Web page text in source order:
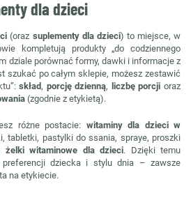
dla dzieci
(oraz suplementy dla dzieci) to miejsce, w
kompletują produkty „do codziennego
dziale porównać formy, dawki i informacje z
szukać po całym sklepie, możesz zestawić
skład, porcję dzienną, liczbę porcji oraz
(zgodnie z etykietą).
różne postacie: witaminy dla dzieci w
tabletki, pastylki do ssania, spraye, proszki
żelki witaminowe dla dzieci. Dzięki temu
preferencji dziecka i stylu dnia – zawsze
na etykiecie.